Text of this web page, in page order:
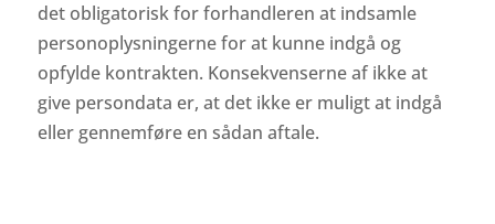
det obligatorisk for for­handleren at indsamle
personoplysningerne for at kunne indgå og
opfylde kontrakten. Konsekvenserne af ikke at
give persondata er, at det ikke er muligt at indgå
eller gennemføre en sådan aftale.